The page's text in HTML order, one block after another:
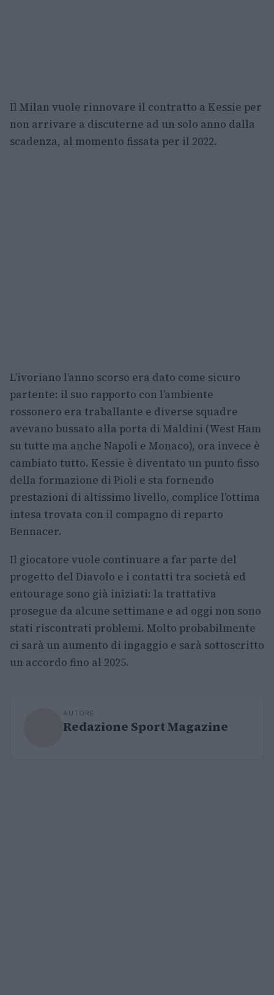
Il Milan vuole rinnovare il contratto a Kessie per
non arrivare a discuterne ad un solo anno dalla
scadenza, al momento fissata per il 2022.
L’ivoriano l’anno scorso era dato come sicuro
partente: il suo rapporto con l’ambiente
rossonero era traballante e diverse squadre
avevano bussato alla porta di Maldini (West Ham
su tutte ma anche Napoli e Monaco), ora invece è
cambiato tutto. Kessie è diventato un punto fisso
della formazione di Pioli e sta fornendo
prestazioni di altissimo livello, complice l’ottima
intesa trovata con il compagno di reparto
Bennacer.
Il giocatore vuole continuare a far parte del
progetto del Diavolo e i contatti tra società ed
entourage sono già iniziati: la trattativa
prosegue da alcune settimane e ad oggi non sono
stati riscontrati problemi. Molto probabilmente
ci sarà un aumento di ingaggio e sarà sottoscritto
un accordo fino al 2025.
AUTORE
Redazione Sport Magazine